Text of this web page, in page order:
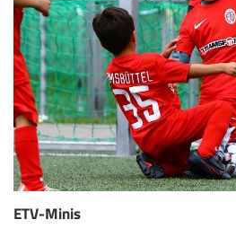
ETV-Minis